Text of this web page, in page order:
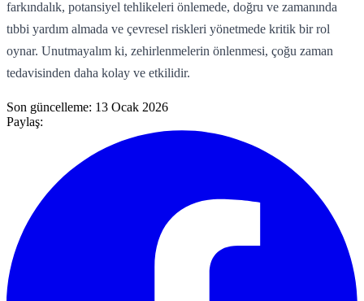
farkındalık, potansiyel tehlikeleri önlemede, doğru ve zamanında
tıbbi yardım almada ve çevresel riskleri yönetmede kritik bir rol
oynar. Unutmayalım ki, zehirlenmelerin önlenmesi, çoğu zaman
tedavisinden daha kolay ve etkilidir.
Son güncelleme: 13 Ocak 2026
Paylaş: